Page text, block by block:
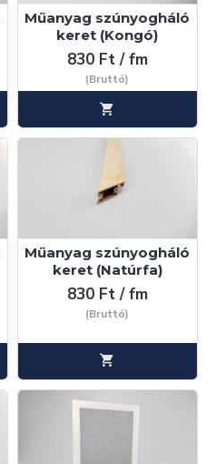
Műanyag szúnyogháló
keret (Kongó)
830 Ft / fm
(Bruttó)
Műanyag szúnyogháló
keret (Natúrfa)
830 Ft / fm
(Bruttó)